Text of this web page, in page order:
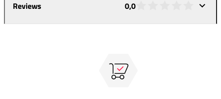
Reviews 0,0